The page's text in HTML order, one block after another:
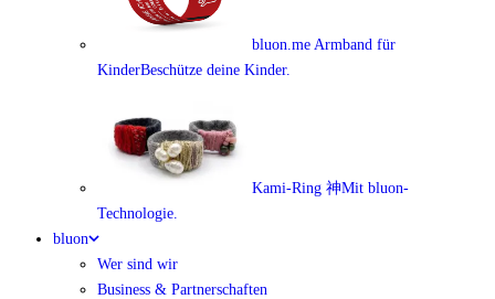
bluon.me Armband für
KinderBeschütze deine Kinder.
Kami-Ring 神Mit bluon-
Technologie.
bluon
Wer sind wir
Business & Partnerschaften